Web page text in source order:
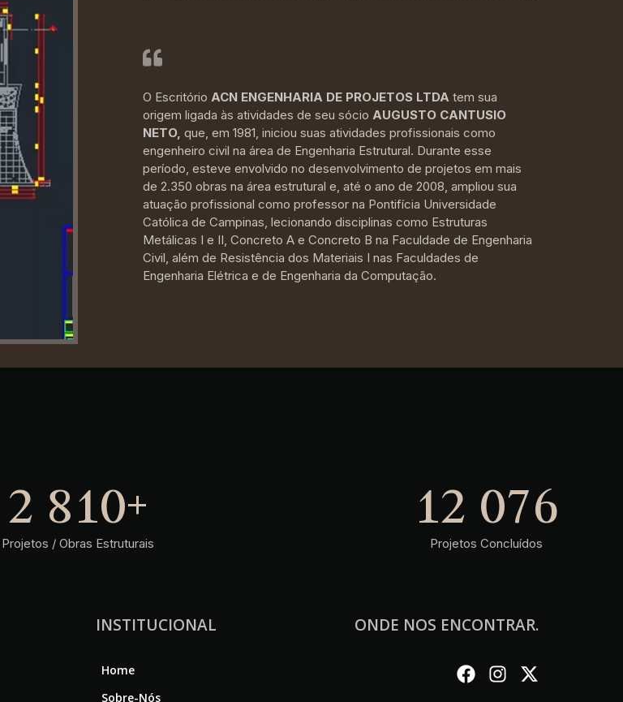
O Escritório ACN ENGENHARIA DE PROJETOS LTDA tem sua
origem ligada às atividades de seu sócio AUGUSTO CANTUSIO
NETO, que, em 1981, iniciou suas atividades profissionais como
engenheiro civil na área de Engenharia Estrutural. Durante esse
período, esteve envolvido no desenvolvimento de projetos em mais
de 2.350 obras na área estrutural e, até o ano de 2008, ampliou sua
atuação profissional como professor na Pontifícia Universidade
Católica de Campinas, lecionando disciplinas como Estruturas
Metálicas I e II, Concreto A e Concreto B na Faculdade de Engenharia
Civil, além de Resistência dos Materiais I nas Faculdades de
Engenharia Elétrica e de Engenharia da Computação.
Projetos / Obras Estruturais
3 620+
Projetos Concluídos
22 966
INSTITUCIONAL
Home
Sobre-Nós
ONDE NOS ENCONTRAR.